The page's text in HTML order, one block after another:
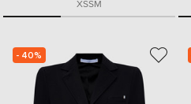
XSSM
- 40%